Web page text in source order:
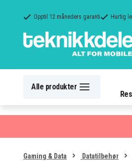
Opptil 12 måneders garanti Hurtig
Alle produkter
Gaming & Data Datatilbehør